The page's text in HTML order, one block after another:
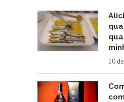
10